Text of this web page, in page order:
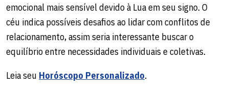
emocional mais sensível devido à Lua em seu signo. O
céu indica possíveis desafios ao lidar com conflitos de
relacionamento, assim seria interessante buscar o
equilíbrio entre necessidades individuais e coletivas.
Leia seu Horóscopo Personalizado.